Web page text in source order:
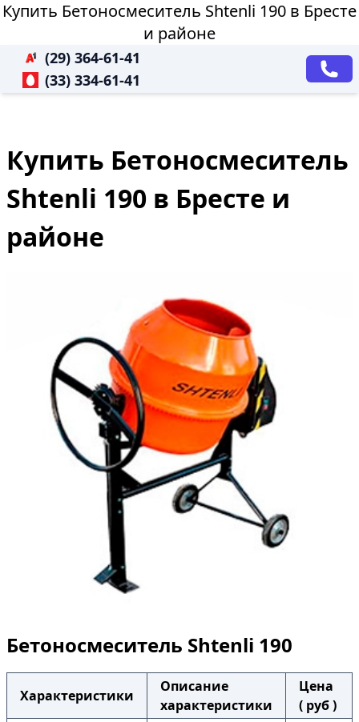
Купить Бетоносмеситель Shtenli 190 в Бресте
и районе
(29) 364-61-41
(33) 334-61-41
Купить Бетоносмеситель
Shtenli 190 в Бресте и
районе
Бетоносмеситель Shtenli 190
Характеристики
Описание
характеристики
Цена
( руб )